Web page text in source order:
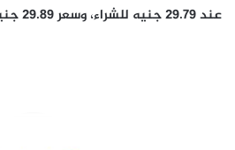
عند 29.79 جنيه للشراء، وسعر 29.89 جنيه للبيع.